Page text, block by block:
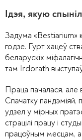
Ідэя, якую
Задума «Bestiarium»
годзе. Гурт хацеў
беларускіх
там Irdorath
Праца пачалася, але
Спачатку
удзел у мірных
страцілі працу і
працоўным месцам, а